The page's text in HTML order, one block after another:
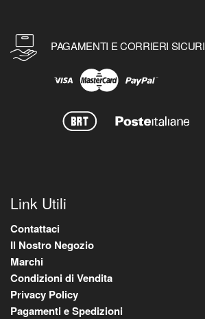
PAGAMENTI E CORRIERI SICURI
Link Utili
Contattaci
Il Nostro Negozio
Marchi
Condizioni di Vendita
Privacy Policy
Pagamenti e Spedizioni